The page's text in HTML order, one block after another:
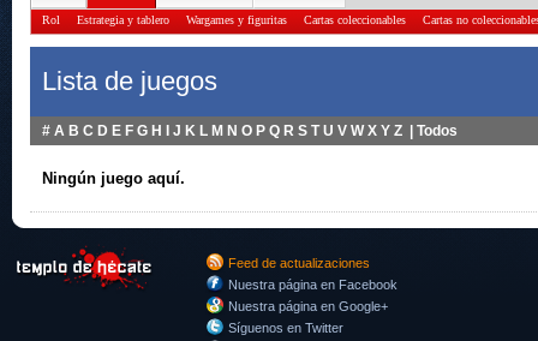
Rol Estrategia y tablero Wargames y figuritas Cartas coleccionables Cartas no
Lista de juegos
# A B C D E F G H J K L M N O P Q R S T U V W X Y Z Todos
Ningún juego aquí.
Feed de actualizaciones
Nuestra página en Facebook
Nuestra página en Google+
Síguenos en Twitter